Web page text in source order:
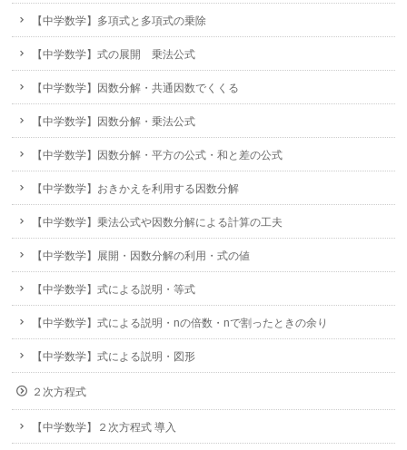
【中学数学】多項式と多項式の乗除
【中学数学】式の展開 乗法公式
【中学数学】因数分解・共通因数でくくる
【中学数学】因数分解・乗法公式
【中学数学】因数分解・平方の公式・和と差の公式
【中学数学】おきかえを利用する因数分解
【中学数学】乗法公式や因数分解による計算の工夫
【中学数学】展開・因数分解の利用・式の値
【中学数学】式による説明・等式
【中学数学】式による説明・nの倍数・nで割ったときの余り
【中学数学】式による説明・図形
２次方程式
【中学数学】２次方程式 導入